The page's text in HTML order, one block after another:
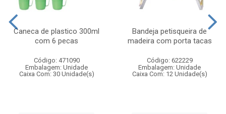
Caneca de plastico 300ml
com 6 pecas
Código: 471090
Embalagem: Unidade
Caixa Com: 30 Unidade(s)
Bandeja petisqueira de
madeira com porta tacas
Código: 622229
Embalagem: Unidade
Caixa Com: 12 Unidade(s)